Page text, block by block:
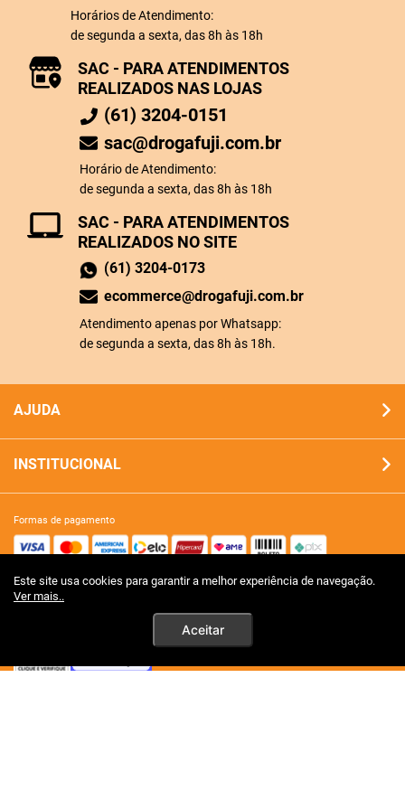
Este site usa cookies para garantir a melhor experiência de navegação.
Ver mais..
Aceitar
Horários de Atendimento:
de segunda a sexta, das 8h às 18h
SAC - PARA ATENDIMENTOS
REALIZADOS NO SITE
(61) 3204-0173
ecommerce@drogafuji.com.br
Atendimento apenas por Whatsapp:
de segunda a sexta, das 8h às 18h.
SAC - PARA ATENDIMENTOS
REALIZADOS NAS LOJAS
(61) 3204-0151
sac@drogafuji.com.br
Horário de Atendimento:
de segunda a sexta, das 8h às 18h
AJUDA
INSTITUCIONAL
formas de pagamento
site 100% seguro